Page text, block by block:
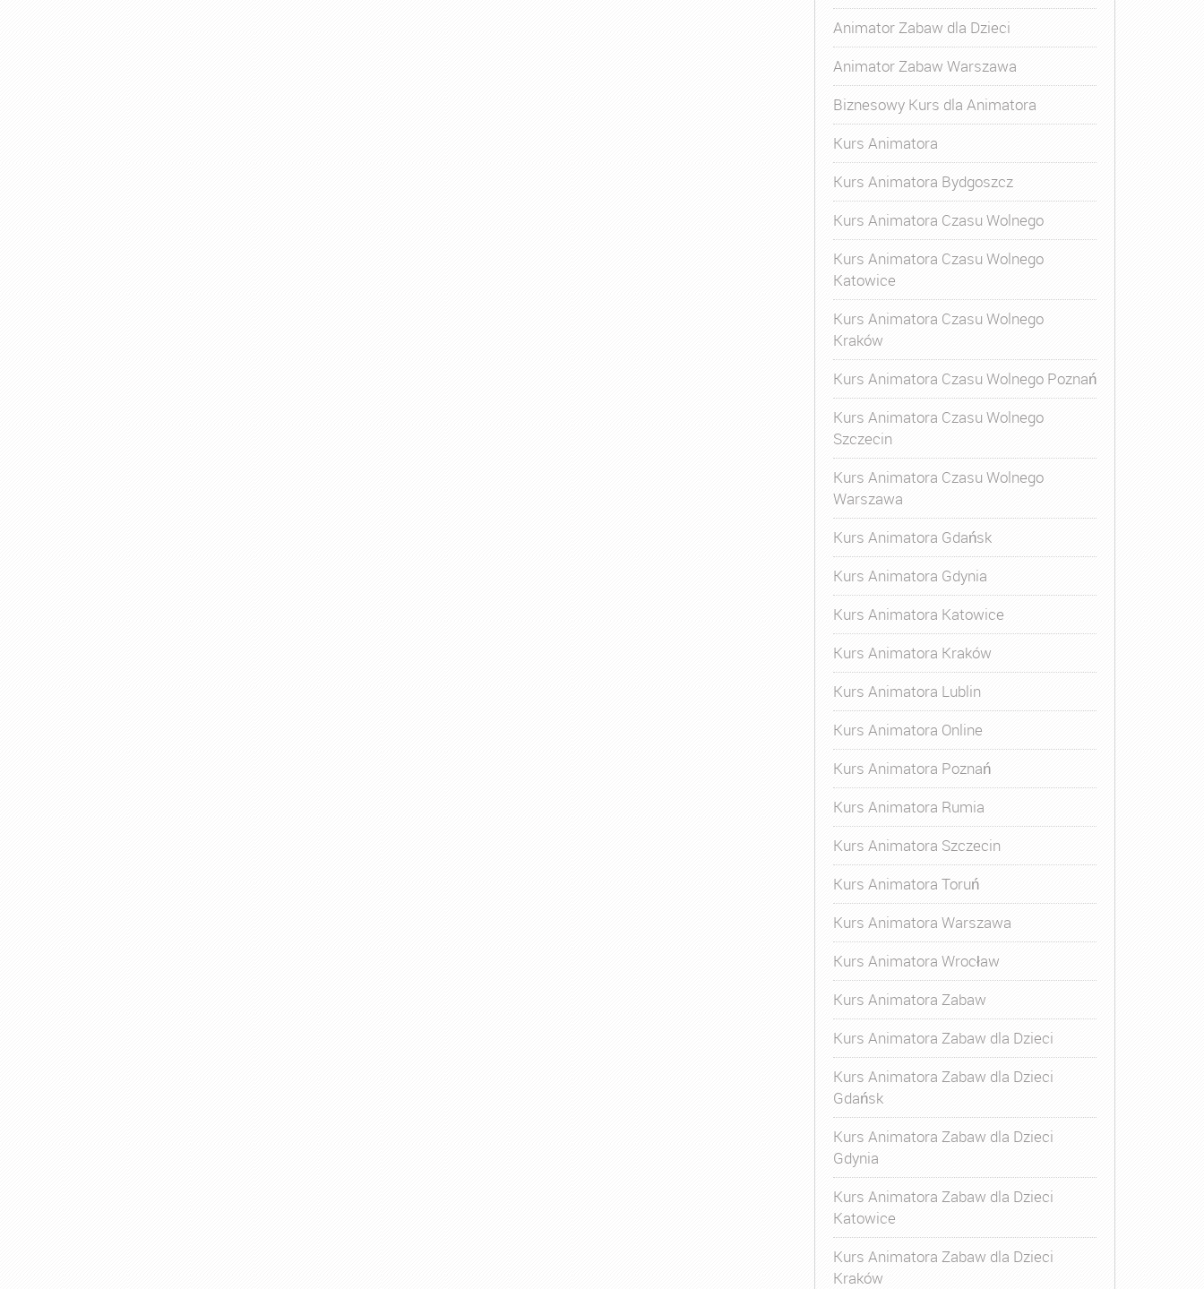
Animator Zabaw dla Dzieci
Animator Zabaw Warszawa
Biznesowy Kurs dla Animatora
Kurs Animatora
Kurs Animatora Bydgoszcz
Kurs Animatora Czasu Wolnego
Kurs Animatora Czasu Wolnego
Katowice
Kurs Animatora Czasu Wolnego
Kraków
Kurs Animatora Czasu Wolnego Poznań
Kurs Animatora Czasu Wolnego
Szczecin
Kurs Animatora Czasu Wolnego
Warszawa
Kurs Animatora Gdańsk
Kurs Animatora Gdynia
Kurs Animatora Katowice
Kurs Animatora Kraków
Kurs Animatora Lublin
Kurs Animatora Online
Kurs Animatora Poznań
Kurs Animatora Rumia
Kurs Animatora Szczecin
Kurs Animatora Toruń
Kurs Animatora Warszawa
Kurs Animatora Wrocław
Kurs Animatora Zabaw
Kurs Animatora Zabaw dla Dzieci
Kurs Animatora Zabaw dla Dzieci
Gdańsk
Kurs Animatora Zabaw dla Dzieci
Gdynia
Kurs Animatora Zabaw dla Dzieci
Katowice
Kurs Animatora Zabaw dla Dzieci
Kraków